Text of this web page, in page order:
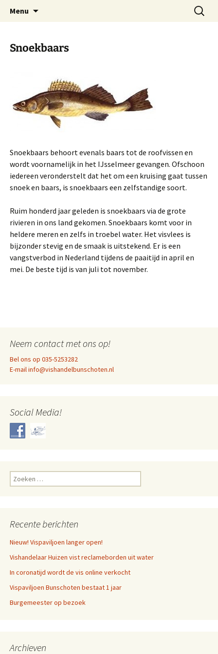
Vishandel Bunschoten in
Huizen
Menu
Zoeken
naar:
Snoekbaars
Snoekbaars behoort evenals baars tot de roofvissen en
wordt voornamelijk in het IJsselmeer gevangen. Ofschoon
iedereen veronderstelt dat het om een kruising gaat tussen
snoek en baars, is snoekbaars een zelfstandige soort.
Ruim honderd jaar geleden is snoekbaars via de grote
rivieren in ons land gekomen. Snoekbaars komt voor in
heldere meren en zelfs in troebel water. Het visvlees is
bijzonder stevig en de smaak is uitstekend. Er is een
vangstverbod in Nederland tijdens de paaitijd in april en
mei. De beste tijd is van juli tot november.
Neem contact met ons op!
Bel ons op 035-5253282
E-mail info@vishandelbunschoten.nl
Social Media!
Zoeken
naar:
Recente berichten
Nieuw! Vispaviljoen langer open!
Vishandelaar Huizen vist reclameborden uit water
In coronatijd wordt de vis online verkocht
Vispaviljoen Bunschoten bestaat 1 jaar
Burgemeester op bezoek
Archieven